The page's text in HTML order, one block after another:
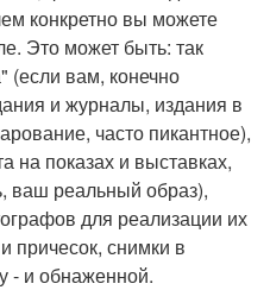
конкретно вы можете
Это может быть: так
вам, конечно
и журналы, издания в
часто пикантное),
на показах и выставках,
ваш реальный образ),
для реализации их
причесок, снимки в
- и обнаженной.